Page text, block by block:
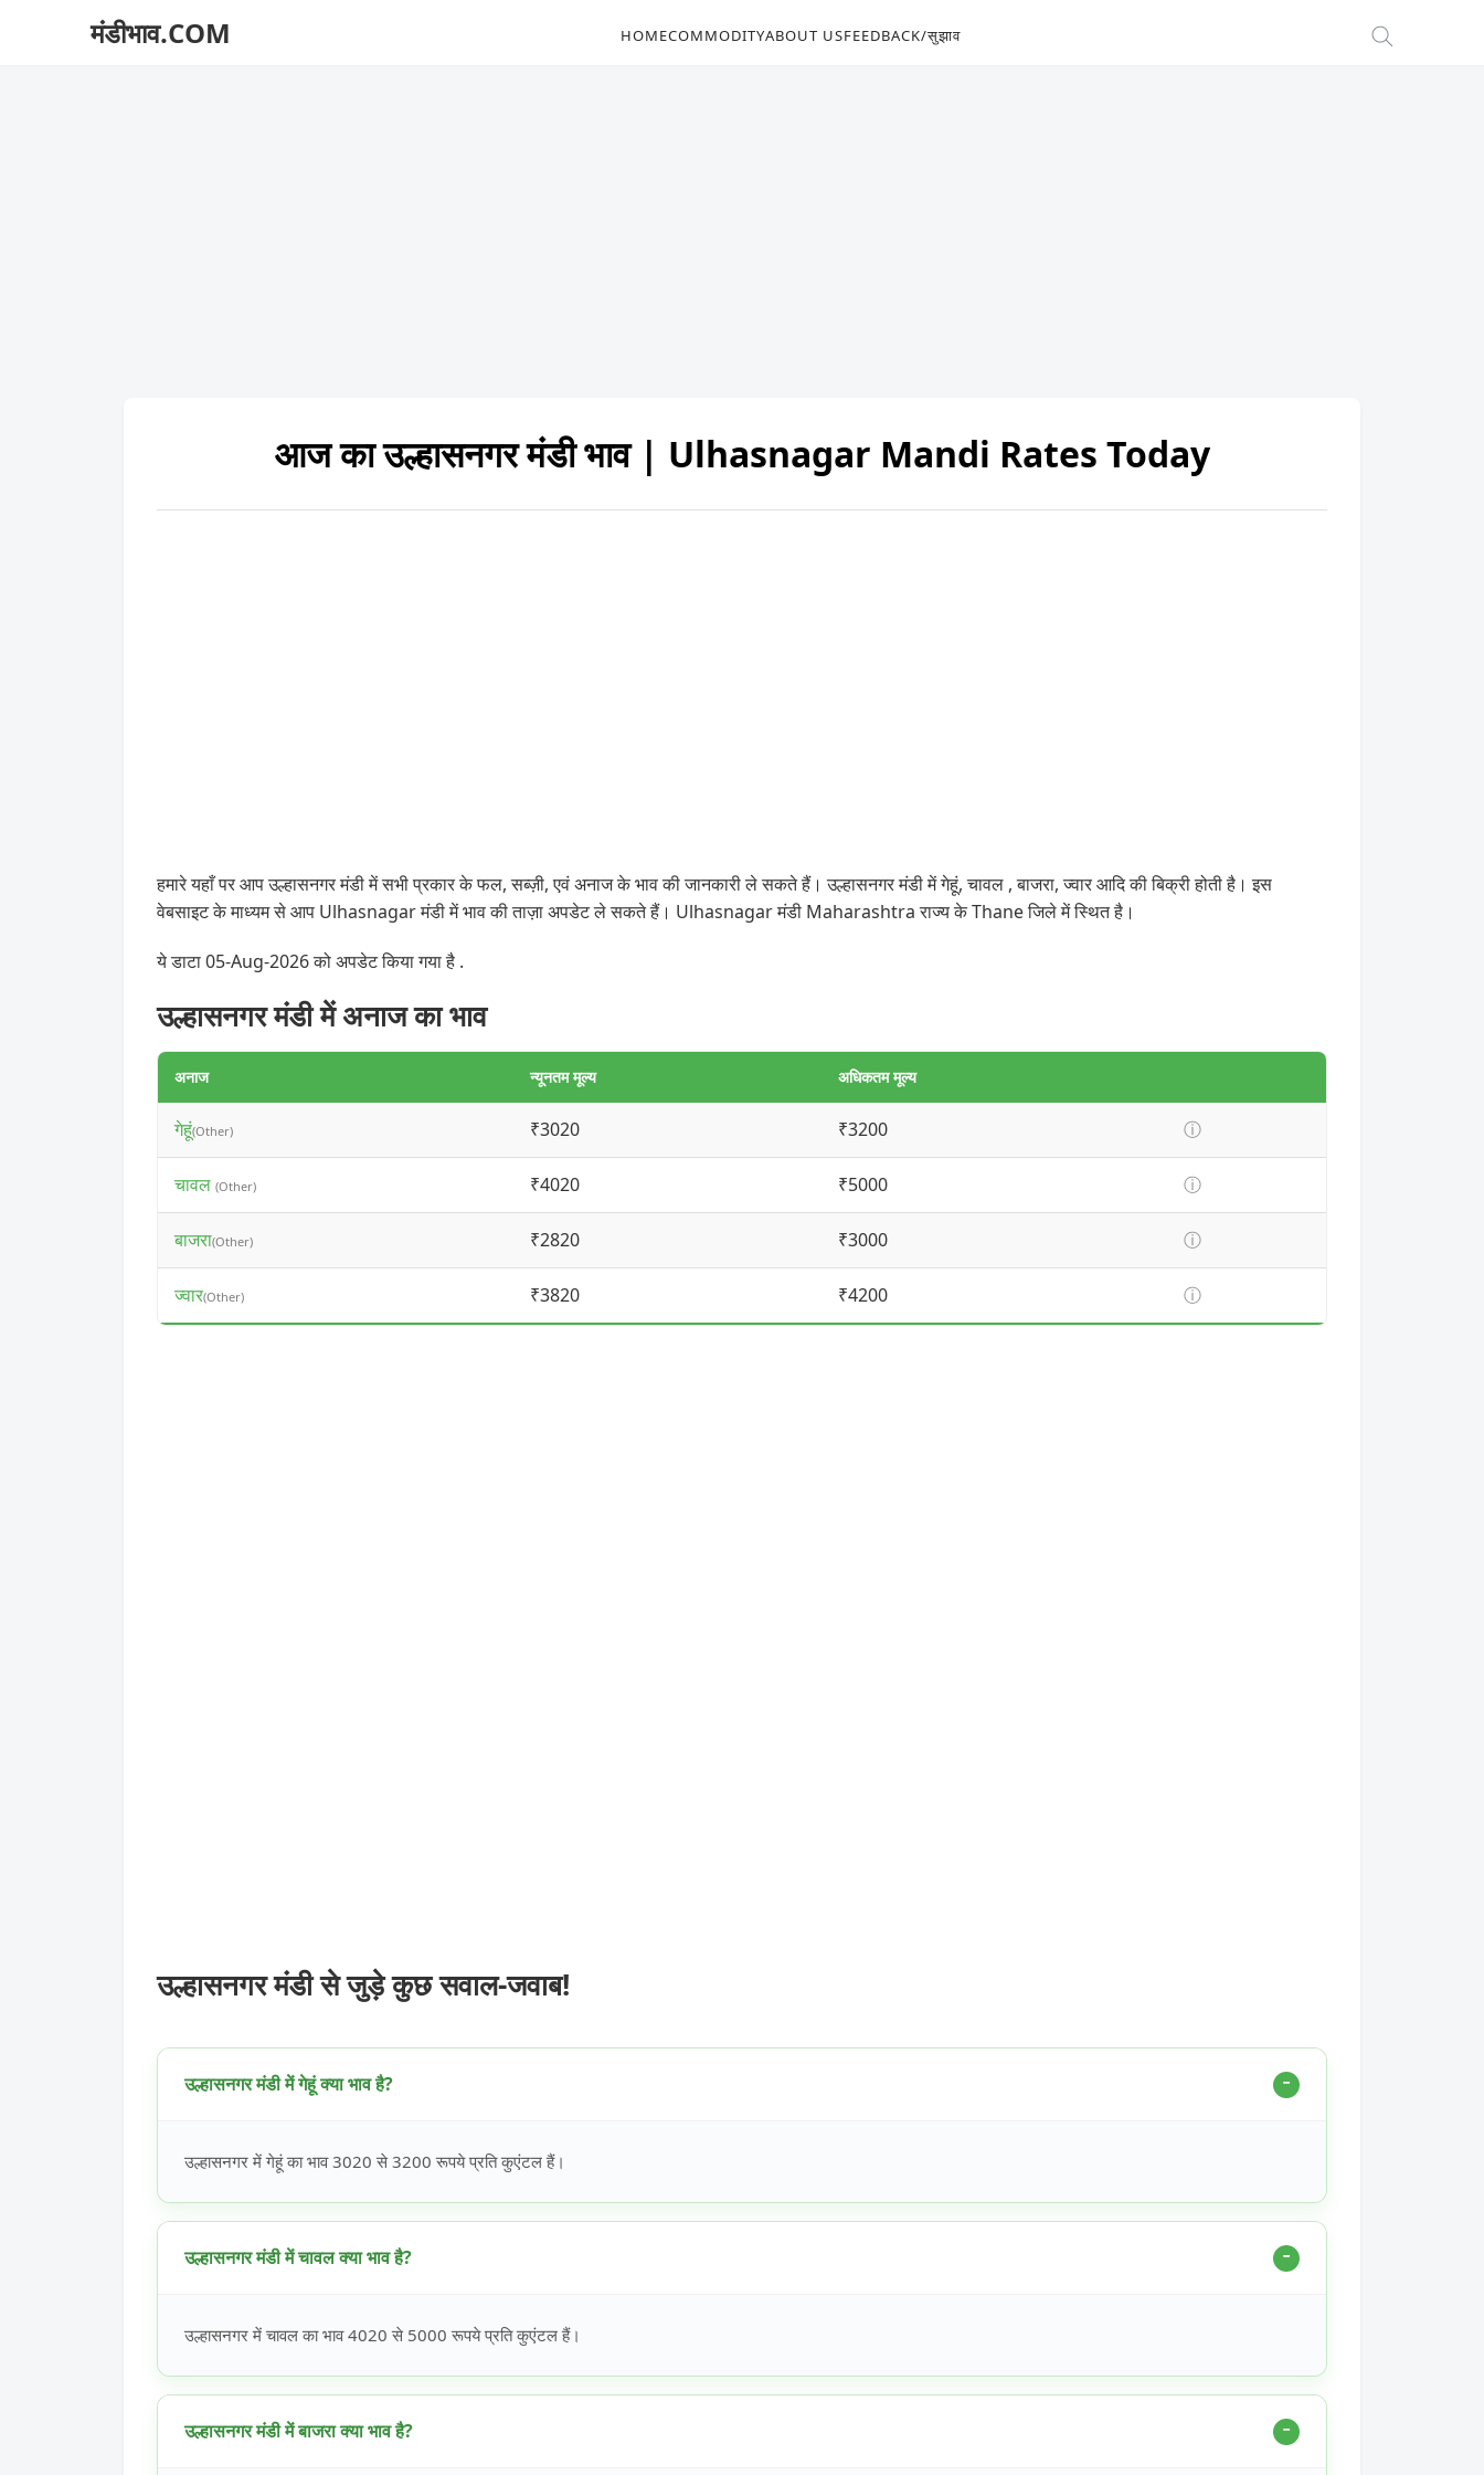
मंडीभाव.COM HOMECOMMODITYABOUT USFEEDBACK/सुझाव
आज का उल्हासनगर मंडी भाव | Ulhasnagar Mandi Rates Today
हमारे यहाँ पर आप उल्हासनगर मंडी में सभी प्रकार के फल, सब्ज़ी, एवं अनाज के भाव की जानकारी ले सकते हैं। उल्हासनगर मंडी में गेहूं, चावल , बाजरा, ज्वार आदि की बिक्री होती है। इस
वेबसाइट के माध्यम से आप Ulhasnagar मंडी में भाव की ताज़ा अपडेट ले सकते हैं। Ulhasnagar मंडी Maharashtra राज्य के Thane जिले में स्थित है।
ये डाटा 05-Aug-2026 को अपडेट किया गया है .
उल्हासनगर मंडी में अनाज का भाव
अनाज न्यूनतम मूल्य अधिकतम मूल्य
गेहूं(Other) ₹3020 ₹3200 ⓘ
चावल (Other) ₹4020 ₹5000 ⓘ
बाजरा(Other) ₹2820 ₹3000 ⓘ
ज्वार(Other) ₹3820 ₹4200 ⓘ
उल्हासनगर मंडी से जुड़े कुछ सवाल-जवाब!
उल्हासनगर मंडी में गेहूं क्या भाव है?
उल्हासनगर में गेहूं का भाव 3020 से 3200 रूपये प्रति कुएंटल हैं।
उल्हासनगर मंडी में चावल क्या भाव है?
उल्हासनगर में चावल का भाव 4020 से 5000 रूपये प्रति कुएंटल हैं।
उल्हासनगर मंडी में बाजरा क्या भाव है?